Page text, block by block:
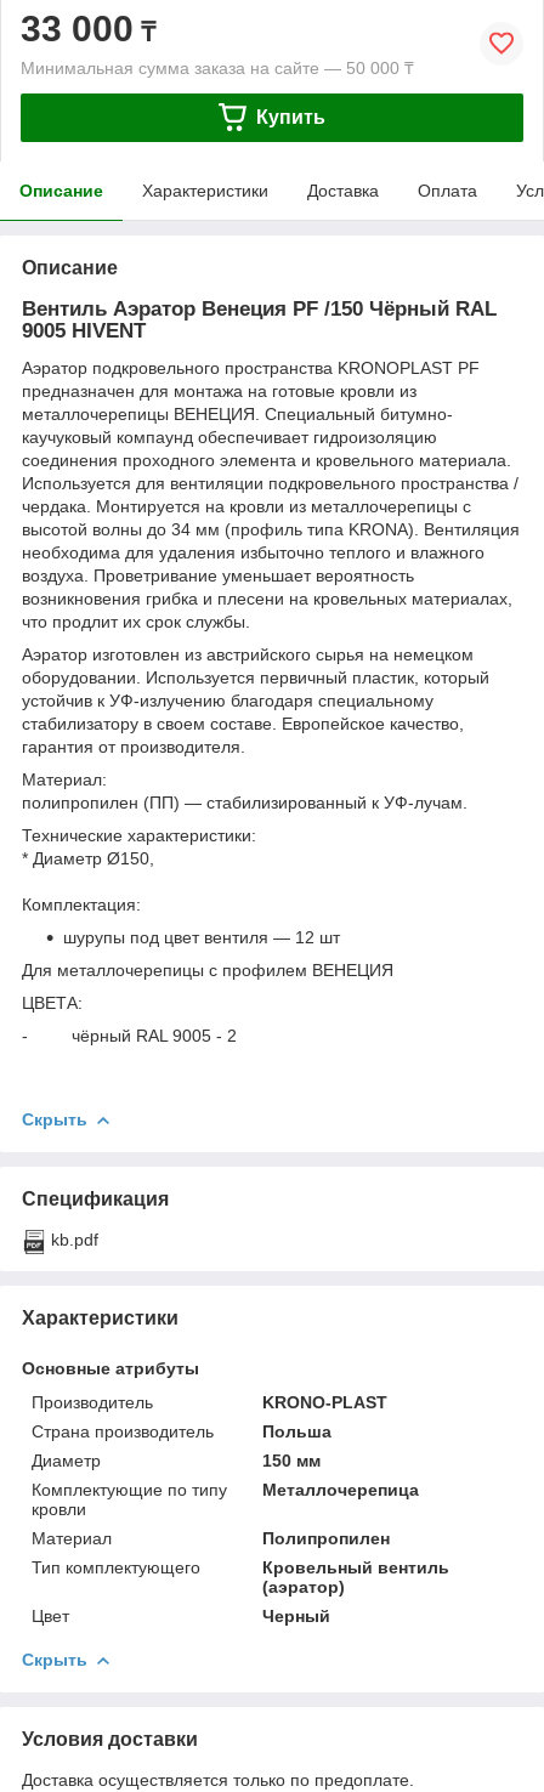
33 000 ₸
Минимальная сумма заказа на сайте — 50 000 ₸
Купить
Описание Характеристики Доставка Оплата
Описание
Вентиль Аэратор Венеция PF /150 Чёрный RAL
9005 HIVENT
Аэратор подкровельного пространства KRONOPLAST PF
предназначен для монтажа на готовые кровли из
металлочерепицы ВЕНЕЦИЯ. Специальный битумно-
каучуковый компаунд обеспечивает гидроизоляцию
соединения проходного элемента и кровельного материала.
Используется для вентиляции подкровельного пространства /
чердака. Монтируется на кровли из металлочерепицы с
высотой волны до 34 мм (профиль типа KRONA). Вентиляция
необходима для удаления избыточно теплого и влажного
воздуха. Проветривание уменьшает вероятность
возникновения грибка и плесени на кровельных материалах,
что продлит их срок службы.
Аэратор изготовлен из австрийского сырья на немецком
оборудовании. Используется первичный пластик, который
устойчив к УФ-излучению благодаря специальному
стабилизатору в своем составе. Европейское качество,
гарантия от производителя.
Материал:
полипропилен (ПП) — стабилизированный к УФ-лучам.
Технические характеристики:
* Диаметр Ø150,
Комплектация:
шурупы под цвет вентиля — 12 шт
Для металлочерепицы с профилем ВЕНЕЦИЯ
ЦВЕТА:
- чёрный RAL 9005 - 2
Скрыть
Спецификация
kb.pdf
Характеристики
Основные атрибуты
Производитель
KRONO-PLAST
Страна производитель
Польша
Диаметр
150 мм
Комплектующие по типу
кровли
Металлочерепица
Материал
Полипропилен
Тип комплектующего
Кровельный вентиль
(аэратор)
Цвет
Черный
Скрыть
Условия доставки
Доставка осуществляется только по предоплате.